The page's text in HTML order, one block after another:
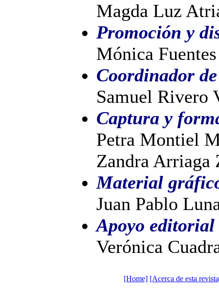
Magda Luz
Promoción y
Mónica
Coordinador
Samuel Rivero
Captura y
Petra Montiel
Zandra Arriaga
Material
Juan Pablo
Apoyo editorial
Verónica
[Home] [Acerca de esta